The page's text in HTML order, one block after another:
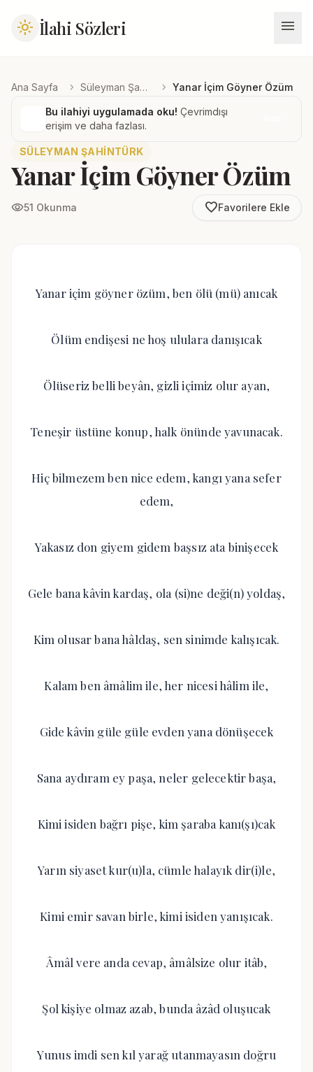
light_mode İlahi Sözleri menu
Ana Sayfa chevron_right Süleyman Şahintürk chevron_right Yanar İçim Göyner Özüm
Bu ilahiyi uygulamada oku! Çevrimdışı
erişim ve daha fazlası.
SÜLEYMAN ŞAHINTÜRK
Yanar İçim Göyner Özüm
visibility51 Okunma favorite_borderFavorilere Ekle
Yanar içim göyner özüm, ben ölü (mü) anıcak
Ölüm endişesi ne hoş ululara danışıcak
Ölüseriz belli beyân, gizli içimiz olur ayan,
Teneşir üstüne konup, halk önünde yavunacak.
Hiç bilmezem ben nice edem, kangı yana sefer
edem,
Yakasız don giyem gidem başsız ata binişecek
Gele bana kâvin kardaş, ola (si)ne deği(n) yoldaş,
Kim olusar bana hâldaş, sen sinimde kalışıcak.
Kalam ben âmâlim ile, her nicesi hâlim ile,
Gide kâvin güle güle evden yana dönüşecek
Sana aydıram ey paşa, neler gelecektir başa,
Kimi isiden bağrı pişe, kim şaraba kanı(şı)cak
Yarın siyaset kur(u)la, cümle halayık dir(i)le,
Kimi emir savan birle, kimi isiden yanışıcak.
Âmâl vere anda cevap, âmâlsize olur itâb,
Şol kişiye olmaz azab, bunda âzâd oluşucak
Yunus imdi sen kıl yarağ utanmayasın doğru